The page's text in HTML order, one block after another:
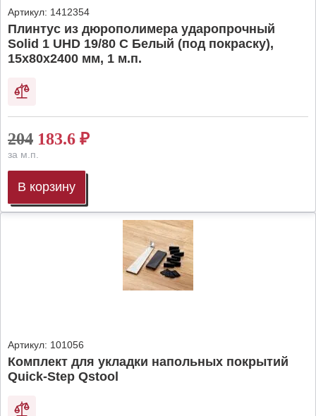
Артикул: 1412354
Плинтус из дюрополимера ударопрочный
Solid 1 UHD 19/80 C Белый (под покраску),
15х80х2400 мм, 1 м.п.
204 183.6 ₽
за м.п.
В корзину
Артикул: 101056
Комплект для укладки напольных покрытий
Quick-Step Qstool